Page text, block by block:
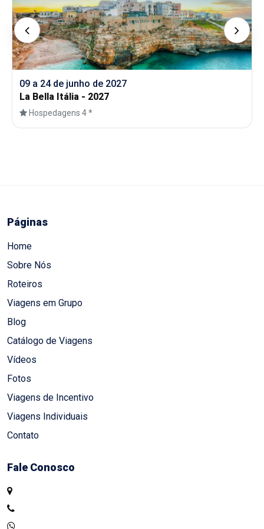
09 a 24 de junho de 2027
La Bella Itália - 2027
Hospedagens 4 *
Páginas
Home
Sobre Nós
Roteiros
Viagens em Grupo
Blog
Catálogo de Viagens
Vídeos
Fotos
Viagens de Incentivo
Viagens Individuais
Contato
Fale Conosco